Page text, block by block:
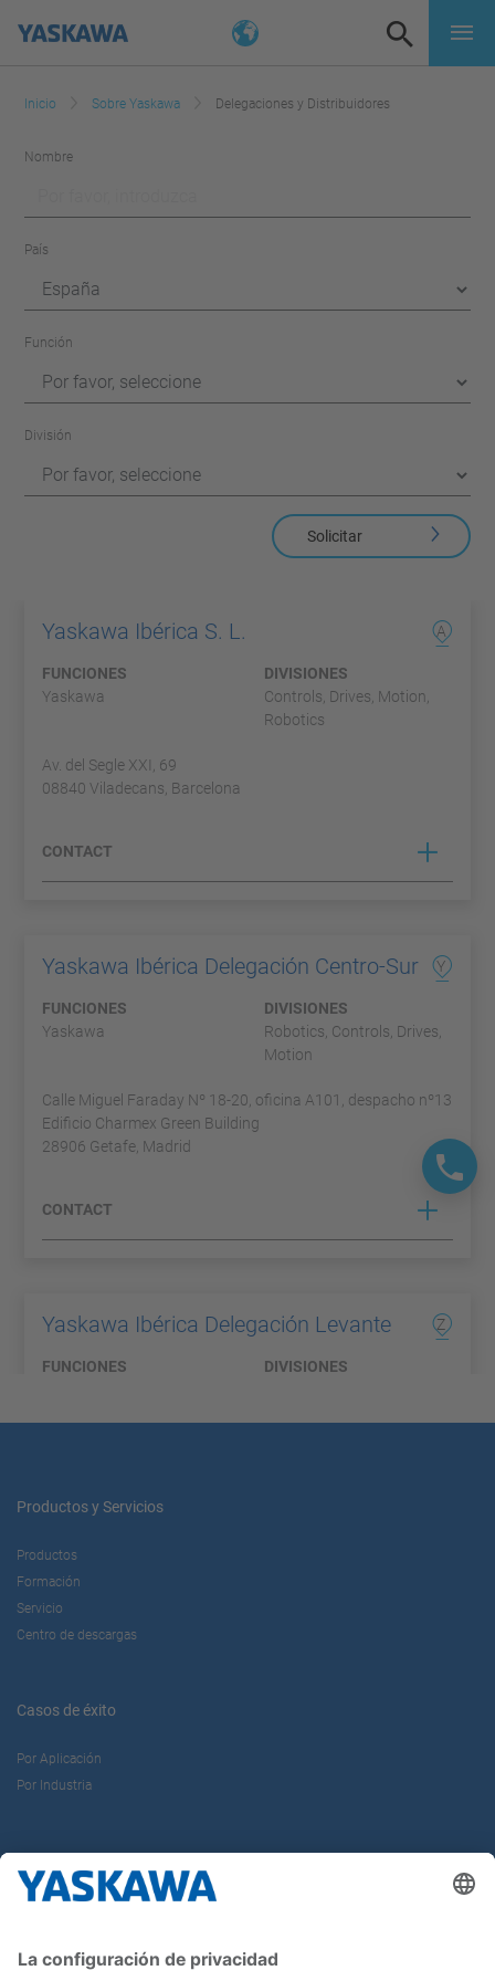
Inicio Sobre Yaskawa Delegaciones y Distribuidores
Nombre
País
Función
División
Solicitar
Yaskawa Ibérica S. L. A
FUNCIONES
Yaskawa
DIVISIONES
Controls, Drives, Motion,
Robotics
Av. del Segle XXI, 69
08840 Viladecans, Barcelona
CONTACT
Yaskawa Ibérica Delegación Centro-Sur Y
FUNCIONES
Yaskawa
DIVISIONES
Robotics, Controls, Drives,
Motion
Calle Miguel Faraday Nº 18-20, oficina A101, despacho nº13
Edificio Charmex Green Building
28906 Getafe, Madrid
CONTACT
Yaskawa Ibérica Delegación Levante Z
FUNCIONES
DIVISIONES
46007 Valencia
FUNCIONES
AIC-Automotive Intelligence Center - Parque Empresarial
Productos y Servicios
Productos
Formación
Servicio
Centro de descargas
Casos de éxito
Por Aplicación
Por Industria
Contacto